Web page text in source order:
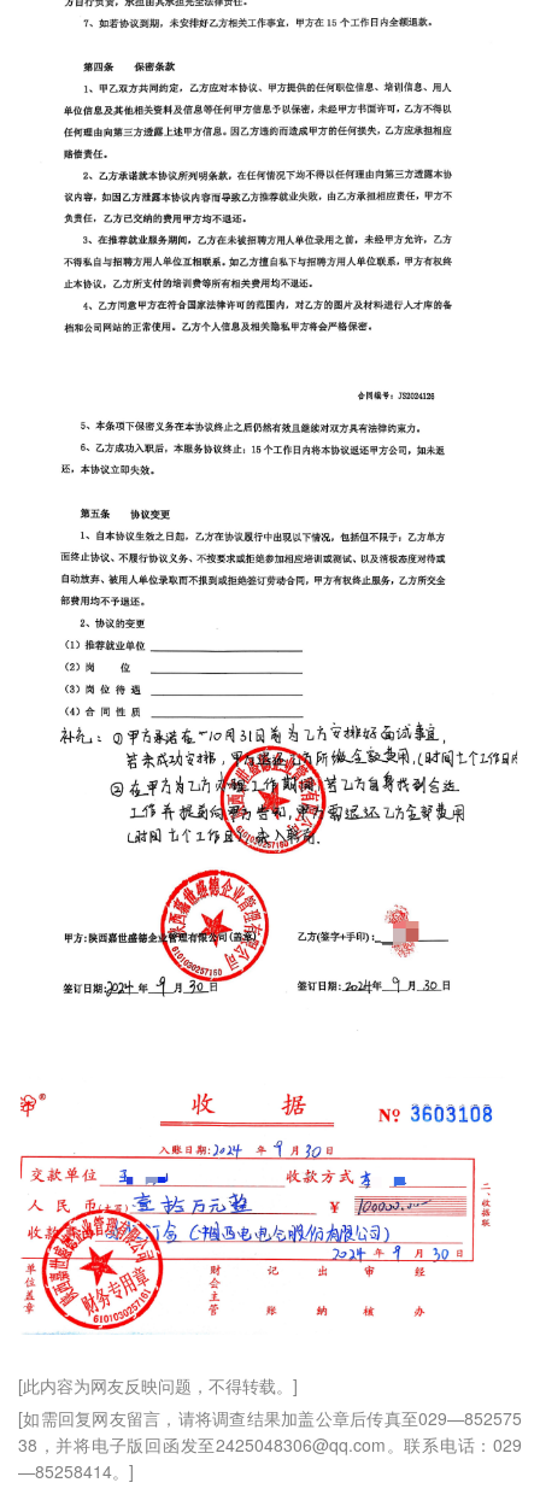
[此内容为网友反映问题，不得转载。]
[如需回复网友留言，请将调查结果加盖公章后传真至029—852575
38，并将电子版回函发至2425048306@qq.com。联系电话：029
—85258414。]